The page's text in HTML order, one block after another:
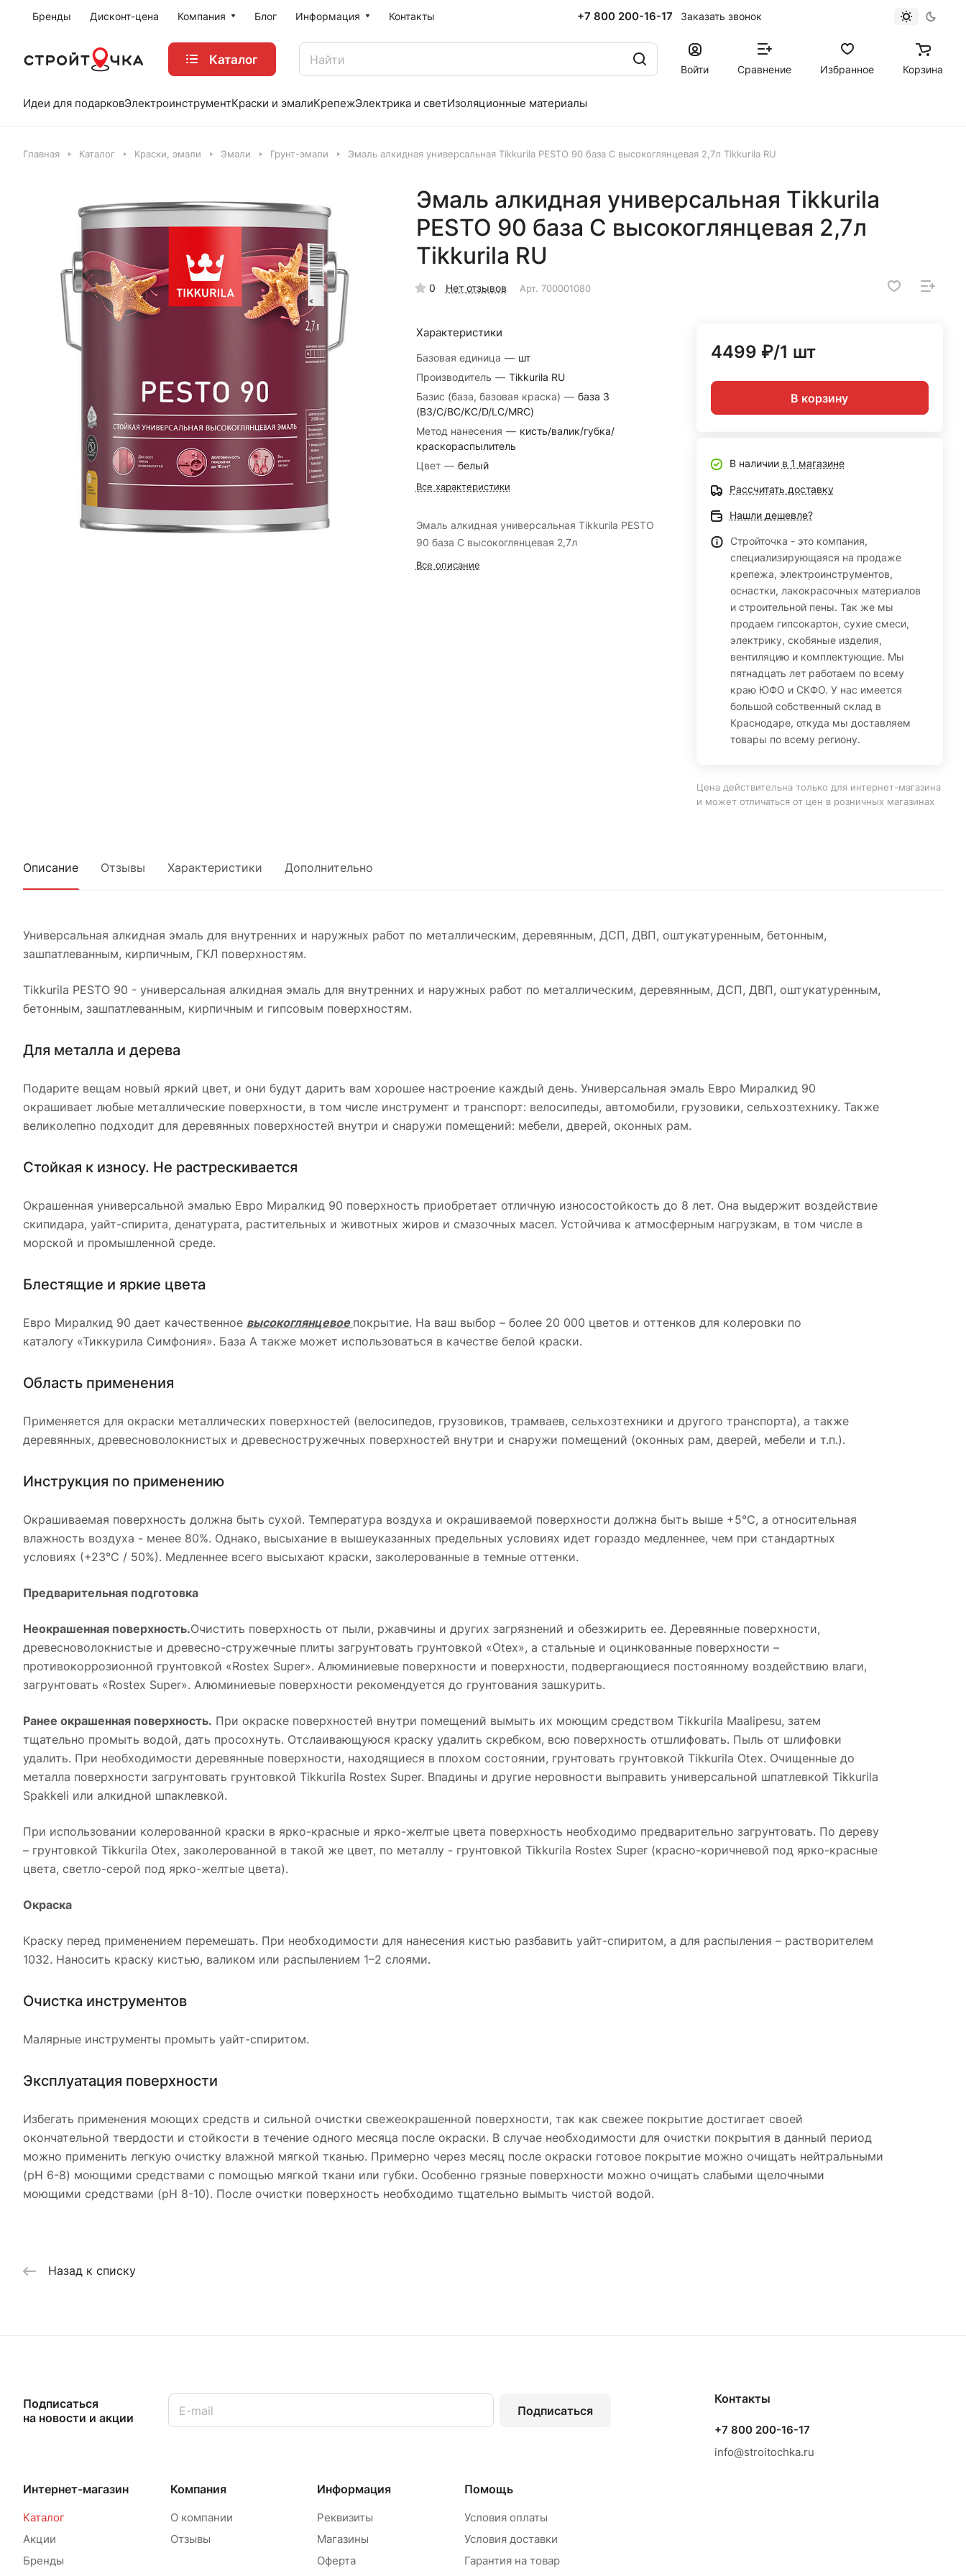
Бренды Дисконт-цена Компания Блог Информация Контакты +7 800 200-16-17 Заказать звонок
Каталог
Войти Сравнение Избранное Корзина
Идеи для подарковЭлектроинструментКраски и эмалиКрепежЭлектрика и светИзоляционные материалы
Главная Каталог Краски, эмали Эмали Грунт-эмали Эмаль алкидная универсальная Tikkurila PESTO 90 база C высокоглянцевая 2,7л Tikkurila RU
Эмаль алкидная универсальная Tikkurila
PESTO 90 база C высокоглянцевая 2,7л
Tikkurila RU
0 Нет отзывов Арт. 700001080
Характеристики
Базовая единица — шт
Производитель — Tikkurila RU
Базис (база, базовая краска) — база 3
(B3/C/BC/KC/D/LC/MRC)
Метод нанесения — кисть/валик/губка/
краскораспылитель
Цвет — белый
Все характеристики
Эмаль алкидная универсальная Tikkurila PESTO
90 база C высокоглянцевая 2,7л
Все описание
4499 ₽/1 шт
В корзину
В наличии в 1 магазине
Рассчитать доставку
Нашли дешевле?
Стройточка - это компания,
специализирующаяся на продаже
крепежа, электроинструментов,
оснастки, лакокрасочных материалов
и строительной пены. Так же мы
продаем гипсокартон, сухие смеси,
электрику, скобяные изделия,
вентиляцию и комплектующие. Мы
пятнадцать лет работаем по всему
краю ЮФО и СКФО. У нас имеется
большой собственный склад в
Краснодаре, откуда мы доставляем
товары по всему региону.
Цена действительна только для интернет-магазина
и может отличаться от цен в розничных магазинах
Описание Отзывы Характеристики Дополнительно
Универсальная алкидная эмаль для внутренних и наружных работ по металлическим, деревянным, ДСП, ДВП, оштукатуренным, бетонным,
зашпатлеванным, кирпичным, ГКЛ поверхностям.
Tikkurila PESTO 90 - универсальная алкидная эмаль для внутренних и наружных работ по металлическим, деревянным, ДСП, ДВП, оштукатуренным,
бетонным, зашпатлеванным, кирпичным и гипсовым поверхностям.
Для металла и дерева
Подарите вещам новый яркий цвет, и они будут дарить вам хорошее настроение каждый день. Универсальная эмаль Евро Миралкид 90
окрашивает любые металлические поверхности, в том числе инструмент и транспорт: велосипеды, автомобили, грузовики, сельхозтехнику. Также
великолепно подходит для деревянных поверхностей внутри и снаружи помещений: мебели, дверей, оконных рам.
Стойкая к износу. Не растрескивается
Окрашенная универсальной эмалью Евро Миралкид 90 поверхность приобретает отличную износостойкость до 8 лет. Она выдержит воздействие
скипидара, уайт-спирита, денатурата, растительных и животных жиров и смазочных масел. Устойчива к атмосферным нагрузкам, в том числе в
морской и промышленной среде.
Блестящие и яркие цвета
Евро Миралкид 90 дает качественное высокоглянцевое покрытие. На ваш выбор – более 20 000 цветов и оттенков для колеровки по
каталогу «Тиккурила Симфония». База А также может использоваться в качестве белой краски.
Область применения
Применяется для окраски металлических поверхностей (велосипедов, грузовиков, трамваев, сельхозтехники и другого транспорта), а также
деревянных, древесноволокнистых и древесностружечных поверхностей внутри и снаружи помещений (оконных рам, дверей, мебели и т.п.).
Инструкция по применению
Окрашиваемая поверхность должна быть сухой. Температура воздуха и окрашиваемой поверхности должна быть выше +5°С, а относительная
влажность воздуха - менее 80%. Однако, высыхание в вышеуказанных предельных условиях идет гораздо медленнее, чем при стандартных
условиях (+23°С / 50%). Медленнее всего высыхают краски, заколерованные в темные оттенки.
Предварительная подготовка
Неокрашенная поверхность.Очистить поверхность от пыли, ржавчины и других загрязнений и обезжирить ее. Деревянные поверхности,
древесноволокнистые и древесно-стружечные плиты загрунтовать грунтовкой «Otex», а стальные и оцинкованные поверхности –
противокоррозионной грунтовкой «Rostex Super». Алюминиевые поверхности и поверхности, подвергающиеся постоянному воздействию влаги,
загрунтовать «Rostex Super». Алюминиевые поверхности рекомендуется до грунтования зашкурить.
Ранее окрашенная поверхность. При окраске поверхностей внутри помещений вымыть их моющим средством Tikkurila Maalipesu, затем
тщательно промыть водой, дать просохнуть. Отслаивающуюся краску удалить скребком, всю поверхность отшлифовать. Пыль от шлифовки
удалить. При необходимости деревянные поверхности, находящиеся в плохом состоянии, грунтовать грунтовкой Tikkurila Otex. Очищенные до
металла поверхности загрунтовать грунтовкой Tikkurila Rostex Super. Впадины и другие неровности выправить универсальной шпатлевкой Tikkurila
Spakkeli или алкидной шпаклевкой.
При использовании колерованной краски в ярко-красные и ярко-желтые цвета поверхность необходимо предварительно загрунтовать. По дереву
– грунтовкой Tikkurila Otex, заколерованной в такой же цвет, по металлу - грунтовкой Tikkurila Rostex Super (красно-коричневой под ярко-красные
цвета, светло-серой под ярко-желтые цвета).
Окраска
Краску перед применением перемешать. При необходимости для нанесения кистью разбавить уайт-спиритом, а для распыления – растворителем
1032. Наносить краску кистью, валиком или распылением 1–2 слоями.
Очистка инструментов
Малярные инструменты промыть уайт-спиритом.
Эксплуатация поверхности
Избегать применения моющих средств и сильной очистки свежеокрашенной поверхности, так как свежее покрытие достигает своей
окончательной твердости и стойкости в течение одного месяца после окраски. В случае необходимости для очистки покрытия в данный период
можно применить легкую очистку влажной мягкой тканью. Примерно через месяц после окраски готовое покрытие можно очищать нейтральными
(pH 6-8) моющими средствами с помощью мягкой ткани или губки. Особенно грязные поверхности можно очищать слабыми щелочными
моющими средствами (pH 8-10). После очистки поверхность необходимо тщательно вымыть чистой водой.
Назад к списку
Подписаться
на новости и акции
Подписаться
Интернет-магазин
Каталог
Акции
Бренды
Компания
О компании
Отзывы
Информация
Реквизиты
Магазины
Оферта
Помощь
Условия оплаты
Условия доставки
Гарантия на товар
Контакты
+7 800 200-16-17
info@stroitochka.ru